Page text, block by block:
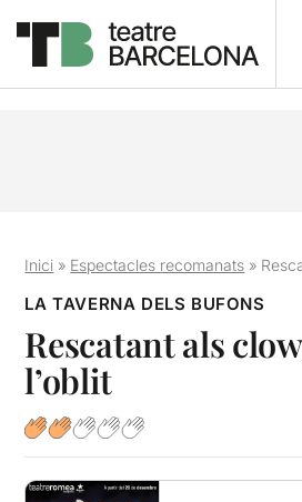
Inici » Espectacles recomanats »
LA TAVERNA DELS BUFONS
Rescatant als
l’oblit